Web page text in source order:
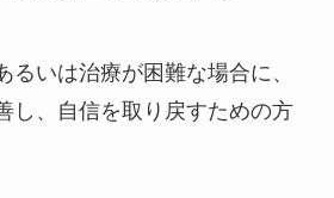
るいは治療が困難な場合に、
し、自信を取り戻すための方